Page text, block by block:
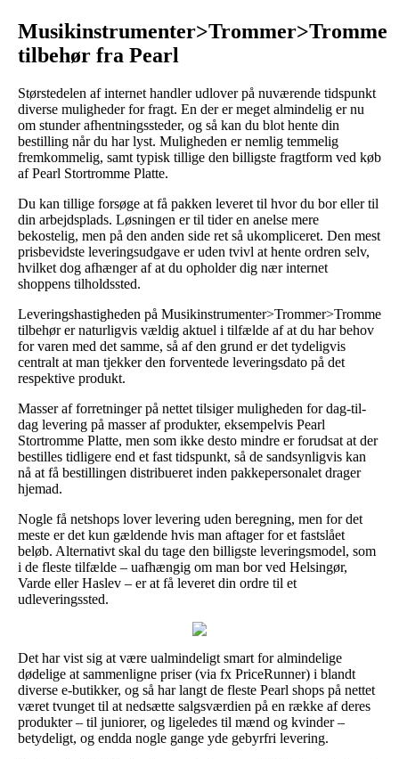
Musikinstrumenter>Trommer>Tromme
tilbehør fra Pearl
Størstedelen af internet handler udlover på nuværende tidspunkt
diverse muligheder for fragt. En der er meget almindelig er nu
om stunder afhentningssteder, og så kan du blot hente din
bestilling når du har lyst. Muligheden er nemlig temmelig
fremkommelig, samt typisk tillige den billigste fragtform ved køb
af Pearl Stortromme Platte.
Du kan tillige forsøge at få pakken leveret til hvor du bor eller til
din arbejdsplads. Løsningen er til tider en anelse mere
bekostelig, men på den anden side ret så ukompliceret. Den mest
prisbevidste leveringsudgave er uden tvivl at hente ordren selv,
hvilket dog afhænger af at du opholder dig nær internet
shoppens tilholdssted.
Leveringshastigheden på Musikinstrumenter>Trommer>Tromme
tilbehør er naturligvis vældig aktuel i tilfælde af at du har behov
for varen med det samme, så af den grund er det tydeligvis
centralt at man tjekker den forventede leveringsdato på det
respektive produkt.
Masser af forretninger på nettet tilsiger muligheden for dag-til-
dag levering på masser af produkter, eksempelvis Pearl
Stortromme Platte, men som ikke desto mindre er forudsat at der
bestilles tidligere end et fast tidspunkt, så de sandsynligvis kan
nå at få bestillingen distribueret inden pakkepersonalet drager
hjemad.
Nogle få netshops lover levering uden beregning, men for det
meste er det kun gældende hvis man aftager for et fastslået
beløb. Alternativt skal du tage den billigste leveringsmodel, som
i de fleste tilfælde – uafhængig om man bor ved Helsingør,
Varde eller Haslev – er at få leveret din ordre til et
udleveringssted.
Det har vist sig at være ualmindeligt smart for almindelige
dødelige at sammenligne priser (via fx PriceRunner) i blandt
diverse e-butikker, og så har langt de fleste Pearl shops på nettet
været tvunget til at nedsætte salgsværdien på en række af deres
produkter – til juniorer, og ligeledes til mænd og kvinder –
betydeligt, og endda nogle gange yde gebyrfri levering.